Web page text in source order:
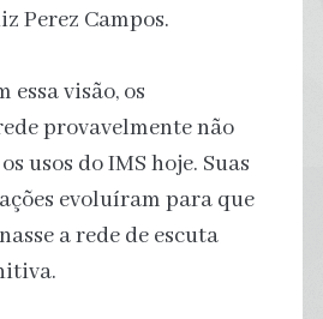
Perez Campos.
essa visão, os
provavelmente não
usos do IMS hoje. Suas
evoluíram para que
a rede de escuta